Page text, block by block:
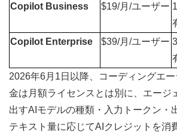
Copilot Business
$19/月/ユーザー
Copilot Enterprise
$39/月/ユーザー
2026年6月1日以降、コーディングエ
金は月額ライセンスとは別に、エージ
出すAIモデルの種類・入力トークン・
テキスト量に応じてAIクレジットを消